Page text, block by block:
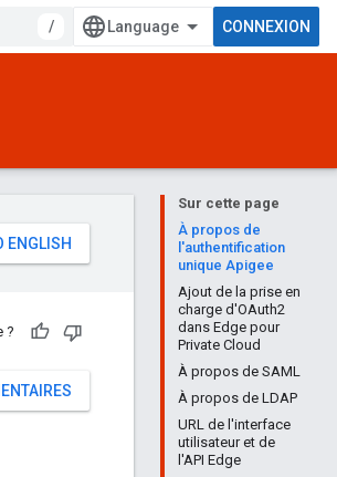
/ CONNEXION
Sur cette page
À propos de
l'authentification
unique Apigee
Ajout de la prise en
charge d'OAuth2
dans Edge pour
Private Cloud
À propos de SAML
À propos de LDAP
URL de l'interface
utilisateur et de
l'API Edge
?